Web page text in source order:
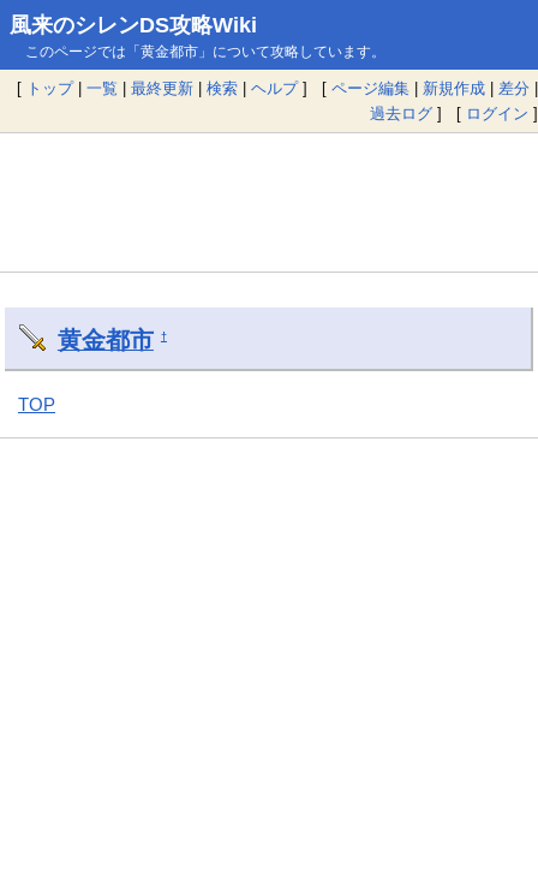
風来のシレンDS攻略Wiki
このページでは「黄金都市」について攻略しています。
[ トップ| 一覧 | 最終更新 | 検索 | ヘルプ] [ ページ編集 | 新規作成 | 差分 |
過去ログ ] [ ログイン ]
黄金都市 †
TOP